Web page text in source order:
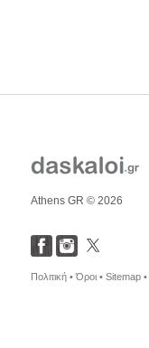
Athens GR © 2026
Πολιτική •Όροι • Sitemap •